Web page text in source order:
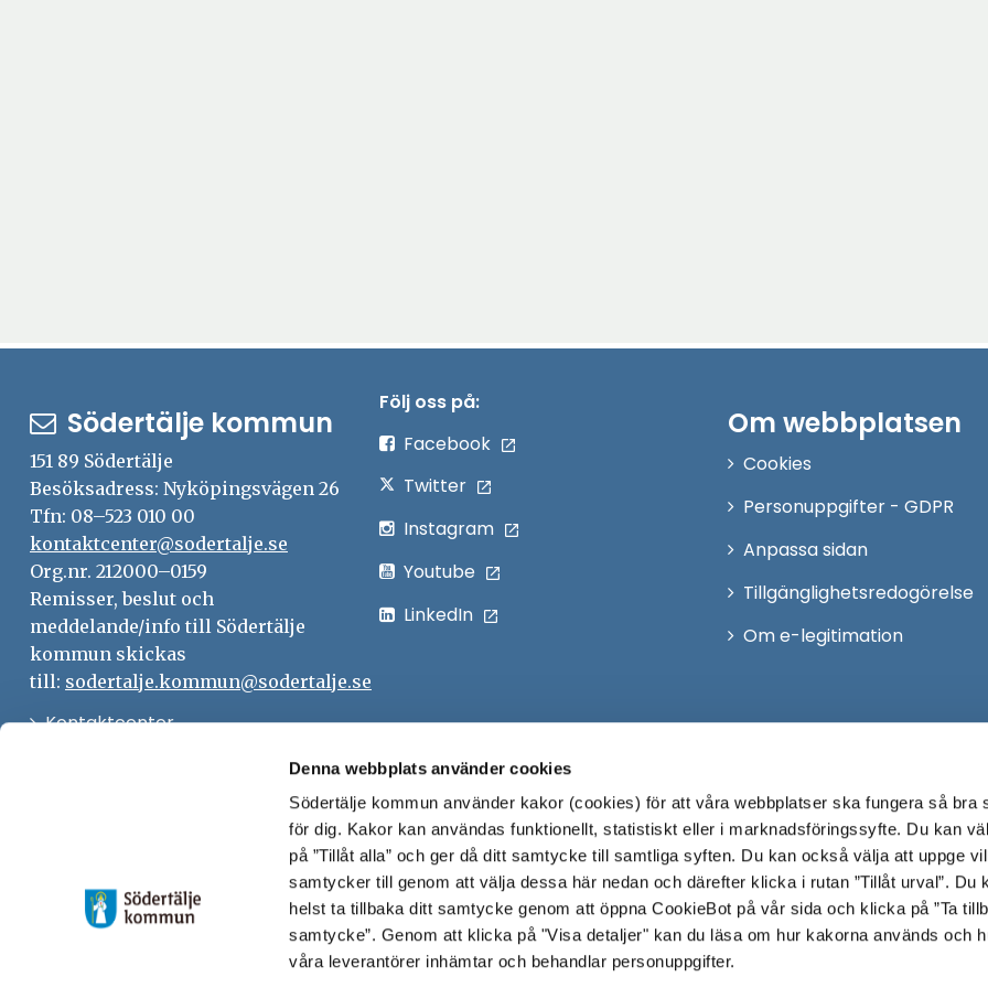
Denna webbplats använder cookies
Södertälje kommun använder kakor (cookies) för att våra webbplatser ska fungera så bra
för dig. Kakor kan användas funktionellt, statistiskt eller i marknadsföringssyfte. Du kan
på ”Tillåt alla” och ger då ditt samtycke till samtliga syften. Du kan också välja att uppge
samtycker till genom att välja dessa här nedan och därefter klicka i rutan ”Tillåt urval”. Du
helst ta tillbaka ditt samtycke genom att öppna CookieBot på vår sida och klicka på ”Ta
samtycke”. Genom att klicka på "Visa detaljer" kan du läsa om hur kakorna används och
våra leverantörer inhämtar och behandlar personuppgifter.
Södertälje kommun
151 89 Södertälje
Besöksadress: Nyköpingsvägen 26
Tfn: 08–523 010 00
kontaktcenter@sodertalje.se
Org.nr. 212000–0159
Remisser, beslut och
meddelande/info till Södertälje
kommun skickas
till: sodertalje.kommun@sodertalje.se
KontaktcenterÖppna
fönster
Anslagstavla
Skicka faktura till Södertälje
Följ oss på:
Facebook
Twitter
Instagram
Youtube
LinkedIn
Om webbplatsen
Cookies
Personuppgifter - GDPR
Anpassa sidan
Tillgänglighetsredogörelse
Om e-legitimation